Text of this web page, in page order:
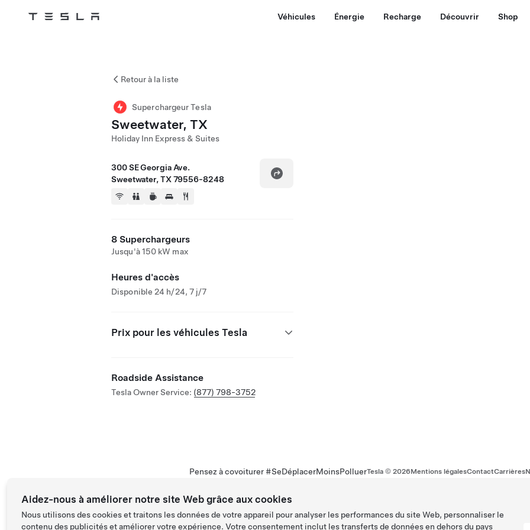
Tesla Véhicules Énergie Recharge Découvrir Shop
Retour à la liste
Superchargeur Tesla
Sweetwater, TX
Holiday Inn Express & Suites
300 SE Georgia Ave.
Sweetwater, TX 79556-8248
8 Superchargeurs
Jusqu'à 150 kW max
Heures d'accès
Disponible 24 h/24, 7 j/7
Prix pour les véhicules Tesla
Roadside Assistance
Tesla Owner Service: (877) 798-3752
Pensez à covoiturer #SeDéplacerMoinsPolluerTesla © 2026Mentions légalesContactCarrières
Aidez-nous à améliorer notre site Web grâce aux cookies
Nous utilisons des cookies et traitons les données de votre appareil pour analyser les performances du site Web, personnaliser le
contenu des publicités et améliorer votre expérience. Votre consentement inclut les transferts de données en dehors du pays